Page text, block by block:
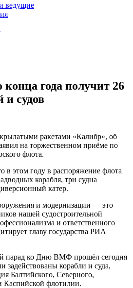
ведущие
года получит 26
и судов
ракетами «Калибр», об
на торжественном приёме по
флота.
в этом году в распоряжение флота
корабля, три судна
катер.
и модернизации — это
нашей судостроительной
и ответственного
главу государства РИА
парад ко Дню ВМФ прошёл сегодня
задействованы корабли и суда,
Балтийского, Северного,
Каспийской флотилии.